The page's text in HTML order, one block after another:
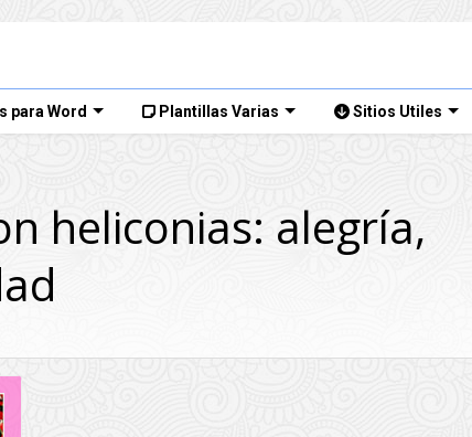
para Word Plantillas Varias Sitios Utiles
heliconias: alegría,